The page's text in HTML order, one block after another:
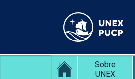
Sobre
UNEX